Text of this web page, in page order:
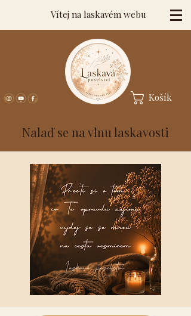
Vítej na laskavém webu
Košík
Nalaď se na vlnu laskavosti